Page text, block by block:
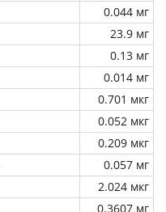
0.044 мг
23.9 мг
0.13 мг
0.014 мг
0.701 мкг
0.052 мкг
0.209 мкг
0.057 мг
2.024 мкг
0.3607 мг